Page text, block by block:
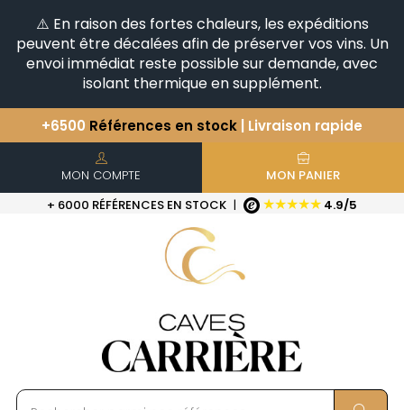
⚠️ En raison des fortes chaleurs, les expéditions
peuvent être décalées afin de préserver vos vins. Un
envoi immédiat reste possible sur demande, avec
isolant thermique en supplément.
+6500 Références en stock | Livraison rapide
Vous avez une question ?
Découvrez notre sélection
d'Horizontales & Verticales
MON COMPTE
MON PANIER
+ 6000 RÉFÉRENCES EN STOCK | ★★★★★ 4.9/5